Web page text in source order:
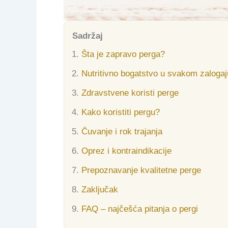
Sadržaj
Šta je zapravo perga?
Nutritivno bogatstvo u svakom
Zdravstvene koristi perge
Kako koristiti pergu?
Čuvanje i rok trajanja
Oprez i kontraindikacije
Prepoznavanje kvalitetne perge
Zaključak
FAQ – najčešća pitanja o pergi